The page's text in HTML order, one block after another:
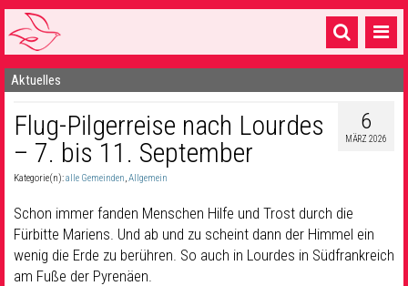
Startseite
1 Pfarrei
16 Gemeinden & mehr
Sakramente & Feste
Gemeinschaft & Soziales
Aktuelles
6
MÄRZ 2026
Flug-Pilgerreise nach Lourdes
– 7. bis 11. September
Kategorie(n):alle Gemeinden,Allgemein
Schon immer fanden Menschen Hilfe und Trost durch die
Fürbitte Mariens. Und ab und zu scheint dann der Himmel ein
wenig die Erde zu berühren. So auch in Lourdes in Südfrankreich
am Fuße der Pyrenäen.